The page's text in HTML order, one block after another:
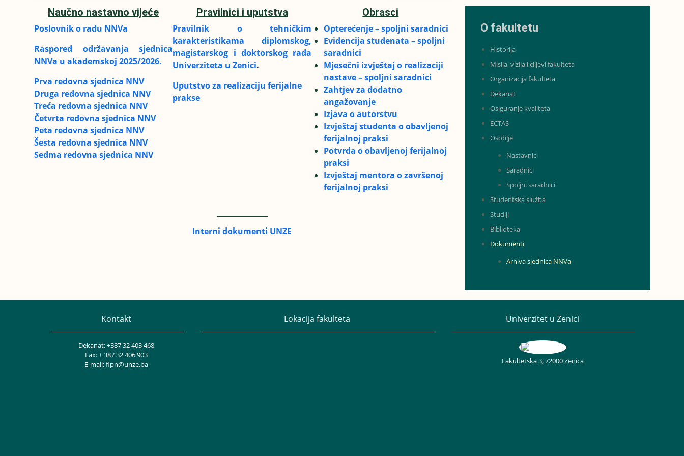
Naučno nastavno vijeće
Poslovnik o radu NNVa
Raspored održavanja sjednica
NNVa u akademskoj 2025/2026.
Prva redovna sjednica NNV
Druga redovna sjednica NNV
Treća redovna sjednica NNV
Četvrta redovna sjednica NNV
Peta redovna sjednica NNV
Šesta redovna sjednica NNV
Sedma redovna sjednica NNV
Pravilnici i uputstva
Pravilnik o tehničkim
karakteristikama diplomskog,
magistarskog i doktorskog rada
Univerziteta u Zenici.
Uputstvo za realizaciju ferijalne
prakse
Obrasci
Opterećenje – spoljni saradnici
Evidencija studenata – spoljni
saradnici
Mjesečni izvještaj o realizaciji
nastave – spoljni saradnici
Zahtjev za dodatno
angažovanje
Izjava o autorstvu
Izvještaj studenta o obavljenoj
ferijalnoj praksi
Potvrda o obavljenoj ferijalnoj
praksi
Izvještaj mentora o završenoj
ferijalnoj praksi
Interni dokumenti UNZE
O fakultetu
Historija
Misija, vizija i ciljevi fakulteta
Organizacija fakulteta
Dekanat
Osiguranje kvaliteta
ECTAS
Osoblje
Nastavnici
Saradnici
Spoljni saradnici
Studentska služba
Studiji
Biblioteka
Dokumenti
Arhiva sjednica NNVa
Kontakt
Dekanat: +387 32 403 468
Fax: + 387 32 406 903
E-mail: fipn@unze.ba
Lokacija fakulteta Univerzitet u Zenici
Fakultetska 3, 72000 Zenica